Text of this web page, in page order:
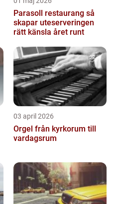
Parasoll restaurang så
skapar uteserveringen
rätt känsla året runt
03 april 2026
Orgel från kyrkorum till
vardagsrum